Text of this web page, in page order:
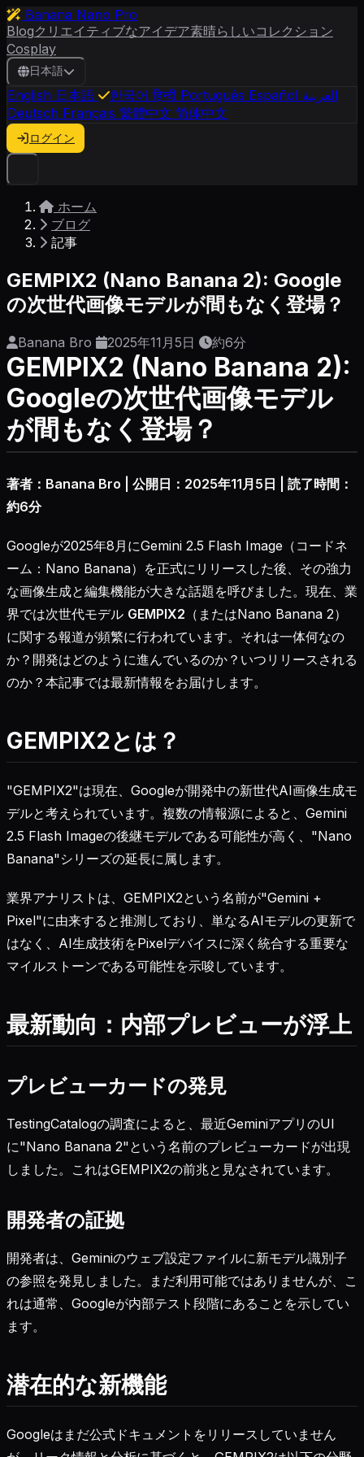
Banana Nano Pro
Blogクリエイティブなアイデア素晴らしいコレクション
Cosplay
日本語
English 日本語 한국어 हिन्दी Português Español العربية
Deutsch Français 繁體中文 简体中文
ログイン
ホーム
ブログ
記事
GEMPIX2 (Nano Banana 2): Google
の次世代画像モデルが間もなく登場？
Banana Bro 2025年11月5日 約6分
GEMPIX2 (Nano Banana 2):
Googleの次世代画像モデル
が間もなく登場？
著者：Banana Bro | 公開日：2025年11月5日 | 読了時間：
約6分
Googleが2025年8月にGemini 2.5 Flash Image（コードネ
ーム：Nano Banana）を正式にリリースした後、その強力
な画像生成と編集機能が大きな話題を呼びました。現在、業
界では次世代モデル GEMPIX2 （またはNano Banana 2）
に関する報道が頻繁に行われています。それは一体何なの
か？開発はどのように進んでいるのか？いつリリースされる
のか？本記事では最新情報をお届けします。
GEMPIX2とは？
"GEMPIX2"は現在、Googleが開発中の新世代AI画像生成モ
デルと考えられています。複数の情報源によると、Gemini
2.5 Flash Imageの後継モデルである可能性が高く、"Nano
Banana"シリーズの延長に属します。
業界アナリストは、GEMPIX2という名前が"Gemini +
Pixel"に由来すると推測しており、単なるAIモデルの更新で
はなく、AI生成技術をPixelデバイスに深く統合する重要な
マイルストーンである可能性を示唆しています。
最新動向：内部プレビューが浮上
プレビューカードの発見
TestingCatalogの調査によると、最近GeminiアプリのUI
に"Nano Banana 2"という名前のプレビューカードが出現
しました。これはGEMPIX2の前兆と見なされています。
開発者の証拠
開発者は、Geminiのウェブ設定ファイルに新モデル識別子
の参照を発見しました。まだ利用可能ではありませんが、こ
れは通常、Googleが内部テスト段階にあることを示してい
ます。
潜在的な新機能
Googleはまだ公式ドキュメントをリリースしていません